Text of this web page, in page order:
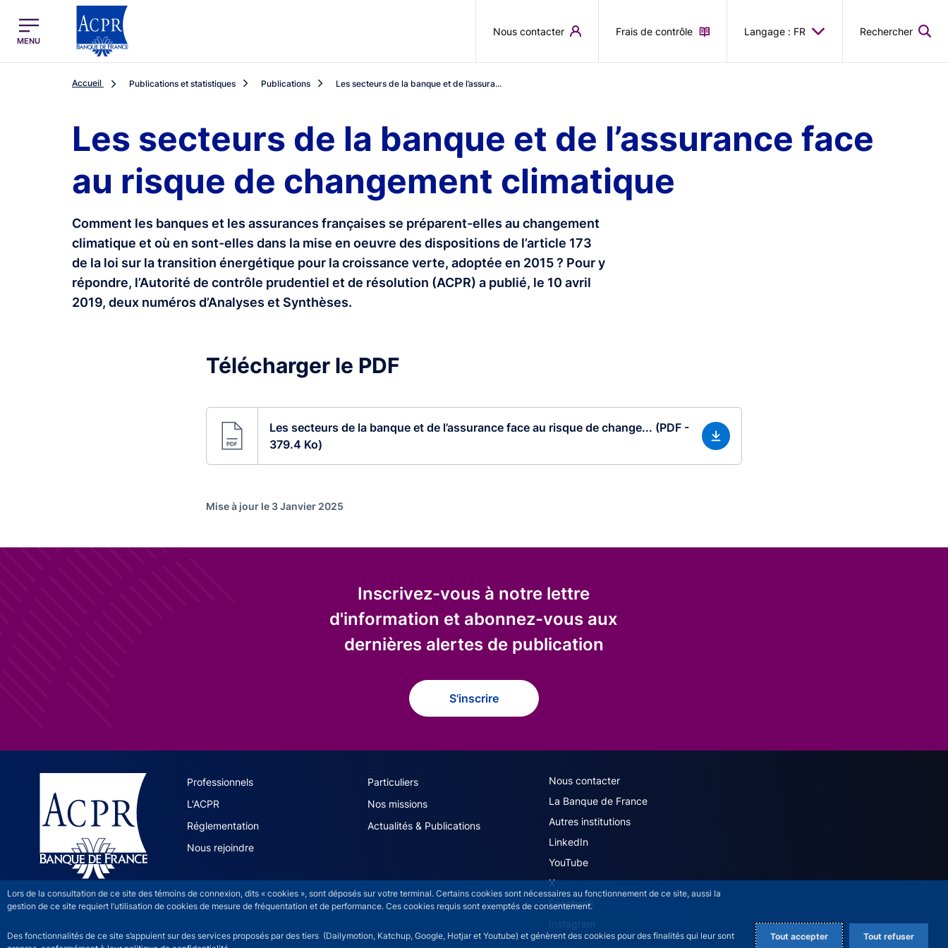
Lors de la consultation de ce site des témoins de connexion, dits « cookies », sont déposés sur votre terminal. Certains cookies sont nécessaires au fonctionnement de ce site, aussi la
gestion de ce site requiert l’utilisation de cookies de mesure de fréquentation et de performance. Ces cookies requis sont exemptés de consentement.
Des fonctionnalités de ce site s’appuient sur des services proposés par des tiers (Dailymotion, Katchup, Google, Hotjar et Youtube) et génèrent des cookies pour des finalités qui leur sont
Tout accepter Tout refuser
ACPR Menu Principal (French)
MENU
Nous contacter Frais de contrôle Langage : FR Rechercher
Accueil Publications et statistiques Publications Les secteurs de la banque et de l’assura...
Les secteurs de la banque et de l’assurance face
au risque de changement climatique
Comment les banques et les assurances françaises se préparent-elles au changement
climatique et où en sont-elles dans la mise en oeuvre des dispositions de l’article 173
de la loi sur la transition énergétique pour la croissance verte, adoptée en 2015 ? Pour y
répondre, l’Autorité de contrôle prudentiel et de résolution (ACPR) a publié, le 10 avril
2019, deux numéros d’Analyses et Synthèses.
Télécharger le PDF
Les secteurs de la banque et de l’assurance face au risque de change... (PDF -
379.4 Ko)
Mise à jour le 3 Janvier 2025
Inscrivez-vous à notre lettre
d'information et abonnez-vous aux
dernières alertes de publication
S'inscrire
ACPR site navigation (French)
Professionnels
Particuliers
L'ACPR
Nos missions
Réglementation
Actualités & Publications
Nous rejoindre
ACPR footer secondary menu (French)
Nous contacter
La Banque de France
Autres institutions
LinkedIn
YouTube
X
Facebook
Instagram